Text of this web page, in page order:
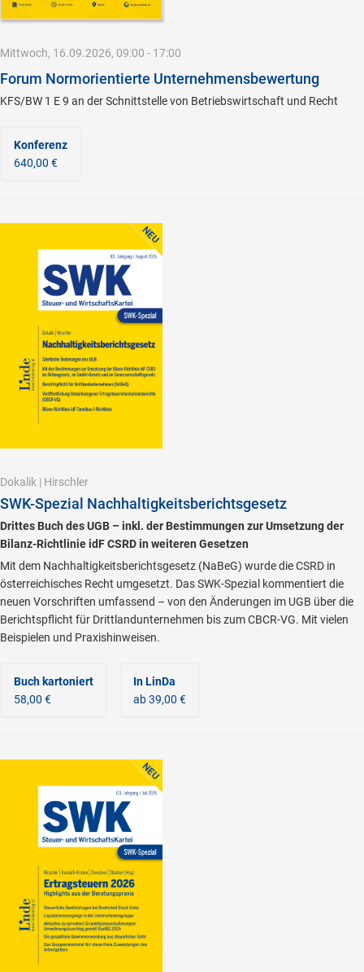
Mittwoch, 16.09.2026, 09:00 - 17:00
Forum Normorientierte Unternehmensbewertung
KFS/BW 1 E 9 an der Schnittstelle von Betriebswirtschaft und Recht
Konferenz
640,00 €
Dokalik | Hirschler
SWK-Spezial Nachhaltigkeitsberichtsgesetz
Drittes Buch des UGB – inkl. der Bestimmungen zur Umsetzung der
Bilanz-Richtlinie idF CSRD in weiteren Gesetzen
Mit dem Nachhaltigkeitsberichtsgesetz (NaBeG) wurde die CSRD in
österreichisches Recht umgesetzt. Das SWK-Spezial kommentiert die
neuen Vorschriften umfassend – von den Änderungen im UGB über die
Berichtspflicht für Drittlandunternehmen bis zum CBCR-VG. Mit vielen
Beispielen und Praxishinweisen.
Buch kartoniert
58,00 €
In LinDa
ab 39,00 €